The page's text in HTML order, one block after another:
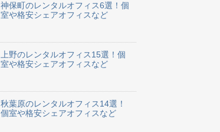
神保町のレンタルオフィス6選！個
室や格安シェアオフィスなど
上野のレンタルオフィス15選！個
室や格安シェアオフィスなど
秋葉原のレンタルオフィス14選！
個室や格安シェアオフィスなど